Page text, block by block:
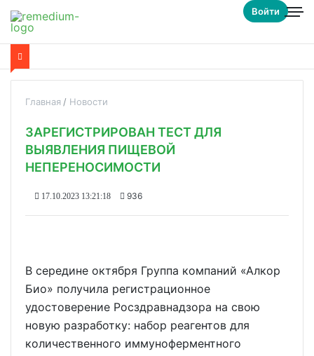
Войти
Главная Новости
ЗАРЕГИСТРИРОВАН ТЕСТ ДЛЯ
ВЫЯВЛЕНИЯ ПИЩЕВОЙ
НЕПЕРЕНОСИМОСТИ
17.10.2023 13:21:18 936
В середине октября Группа компаний «Алкор
Био» получила регистрационное
удостоверение Росздравнадзора на свою
новую разработку: набор реагентов для
количественного иммуноферментного